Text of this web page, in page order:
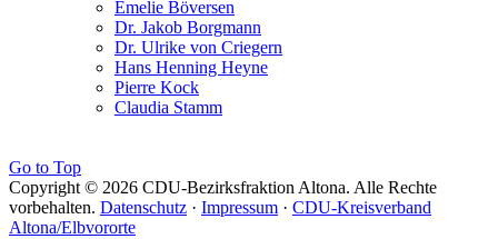
Emelie Böversen
Dr. Jakob Borgmann
Dr. Ulrike von Criegern
Hans Henning Heyne
Pierre Kock
Claudia Stamm
Go to Top
Copyright © 2026 CDU-Bezirksfraktion Altona. Alle Rechte
vorbehalten. Datenschutz · Impressum · CDU-Kreisverband
Altona/Elbvororte